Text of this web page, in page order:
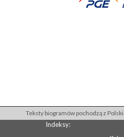
Teksty biogramów pochodzą z
Indeksy: